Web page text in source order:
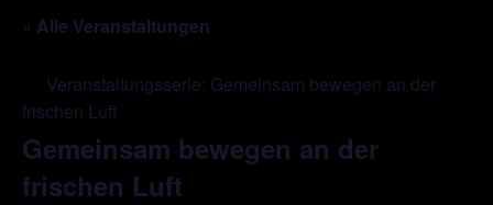
« Alle Veranstaltungen
Veranstaltungsserie: Gemeinsam bewegen an der
frischen Luft
Gemeinsam bewegen an der
frischen Luft